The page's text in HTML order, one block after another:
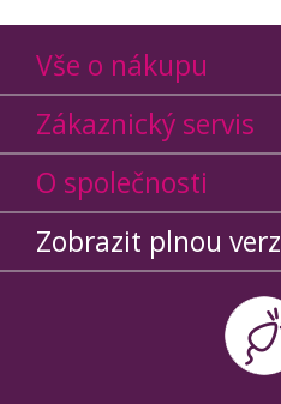
Vše o nákupu
Zákaznický servis
O společnosti
Zobrazit plnou